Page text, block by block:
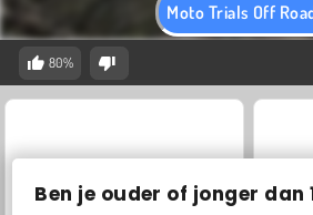
Ben je ouder of jonger dan
Moto Trials Off
80%